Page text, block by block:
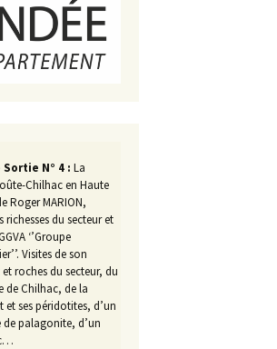
N° 4 : La
Chilhac en Haute
Roger MARION,
du secteur et
‘’Groupe
Visites de son
roches du secteur, du
de Chilhac, de la
ses péridotites, d’un
palagonite, d’un